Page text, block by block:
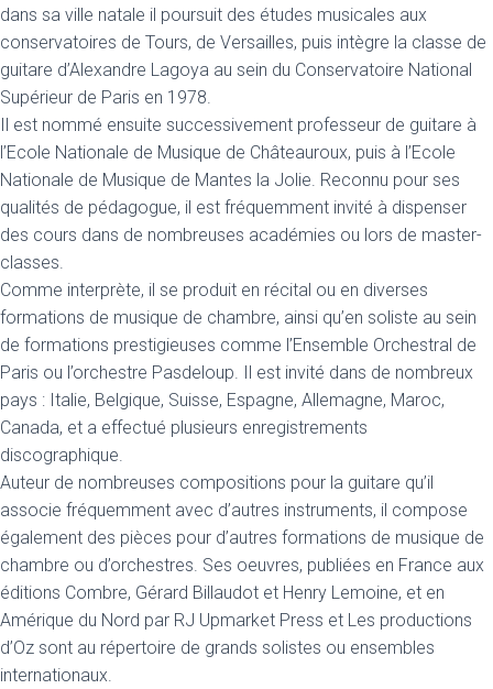
dans sa ville natale il poursuit des études musicales aux
conservatoires de Tours, de Versailles, puis intègre la classe de
guitare d’Alexandre Lagoya au sein du Conservatoire National
Supérieur de Paris en 1978.
Il est nommé ensuite successivement professeur de guitare à
l’Ecole Nationale de Musique de Châteauroux, puis à l’Ecole
Nationale de Musique de Mantes la Jolie. Reconnu pour ses
qualités de pédagogue, il est fréquemment invité à dispenser
des cours dans de nombreuses académies ou lors de master-
classes.
Comme interprète, il se produit en récital ou en diverses
formations de musique de chambre, ainsi qu’en soliste au sein
de formations prestigieuses comme l’Ensemble Orchestral de
Paris ou l’orchestre Pasdeloup. Il est invité dans de nombreux
pays : Italie, Belgique, Suisse, Espagne, Allemagne, Maroc,
Canada, et a effectué plusieurs enregistrements
discographique.
Auteur de nombreuses compositions pour la guitare qu’il
associe fréquemment avec d’autres instruments, il compose
également des pièces pour d’autres formations de musique de
chambre ou d’orchestres. Ses oeuvres, publiées en France aux
éditions Combre, Gérard Billaudot et Henry Lemoine, et en
Amérique du Nord par RJ Upmarket Press et Les productions
d’Oz sont au répertoire de grands solistes ou ensembles
internationaux.